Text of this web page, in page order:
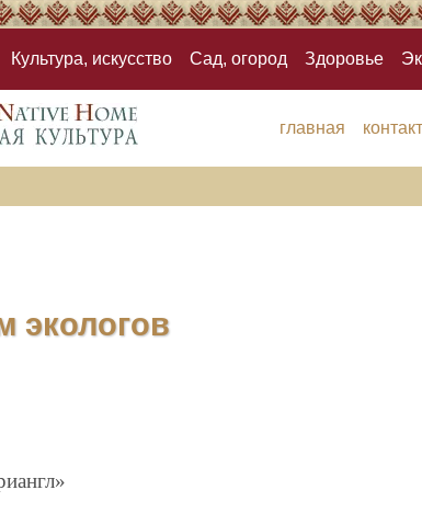
Культура, искусство Сад, огород Здоровье
главная
экологов